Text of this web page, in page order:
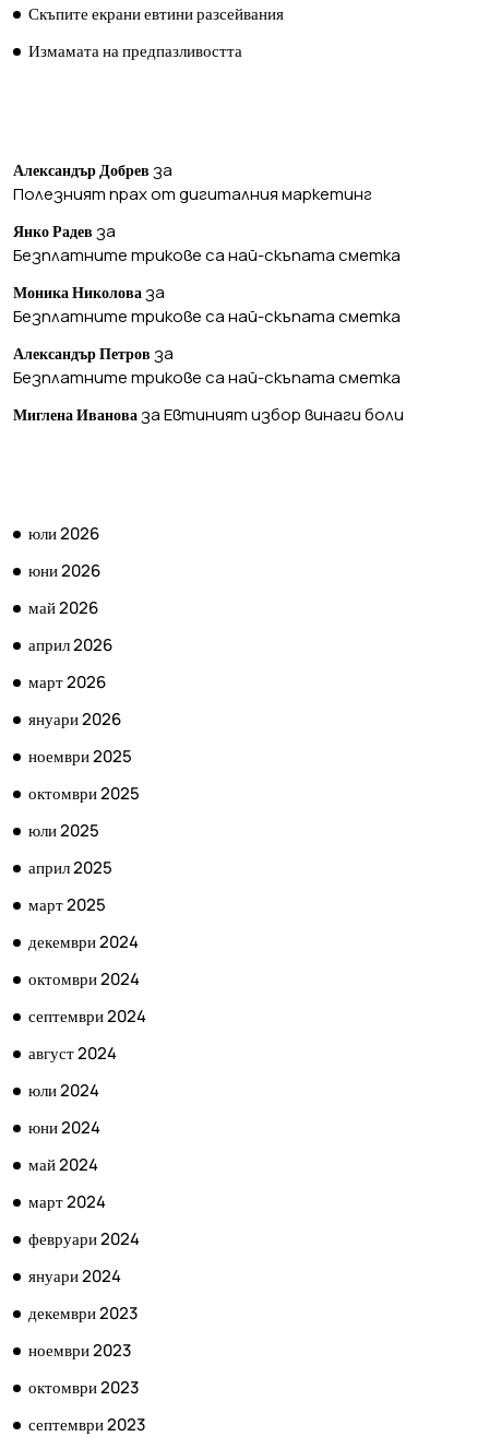
Скъпите екрани евтини разсейвания
Измамата на предпазливостта
Александър Добрев за
Полезният прах от дигиталния маркетинг
Янко Радев за
Безплатните трикове са най-скъпата сметка
Моника Николова за
Безплатните трикове са най-скъпата сметка
Александър Петров за
Безплатните трикове са най-скъпата сметка
Миглена Иванова заЕвтиният избор винаги боли
юли 2026
юни 2026
май 2026
април 2026
март 2026
януари 2026
ноември 2025
октомври 2025
юли 2025
април 2025
март 2025
декември 2024
октомври 2024
септември 2024
август 2024
юли 2024
юни 2024
май 2024
март 2024
февруари 2024
януари 2024
декември 2023
ноември 2023
октомври 2023
септември 2023